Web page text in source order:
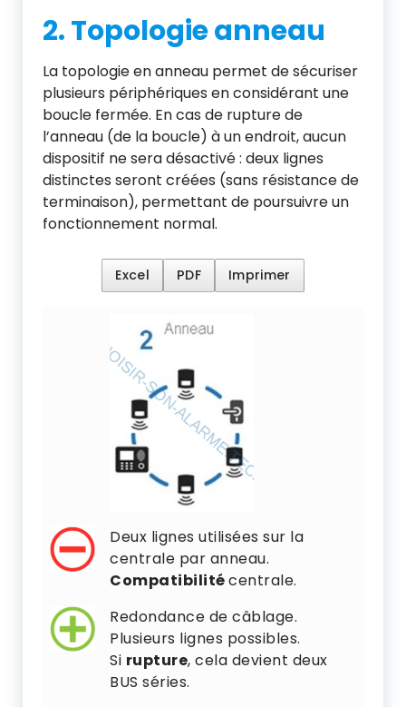
2. Topologie anneau
La topologie en anneau permet de sécuriser
plusieurs périphériques en considérant une
boucle fermée. En cas de rupture de
l’anneau (de la boucle) à un endroit, aucun
dispositif ne sera désactivé : deux lignes
distinctes seront créées (sans résistance de
terminaison), permettant de poursuivre un
fonctionnement normal.
Excel PDF Imprimer
Deux lignes utilisées sur la
centrale par anneau.
Compatibilitécentrale.
Redondance de câblage.
Plusieurs lignes possibles.
Si rupture, cela devient deux
BUS séries.